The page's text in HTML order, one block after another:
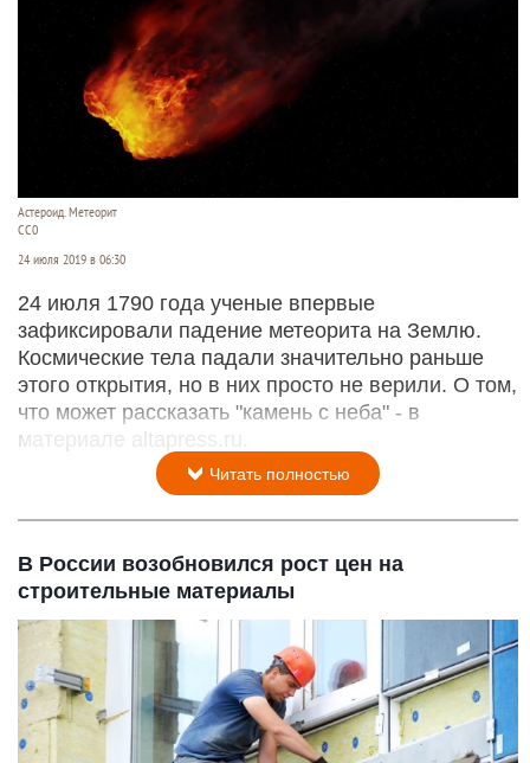
Астероид. Метеорит
СС0
24 июля 2019 в 06:30
24 июля 1790 года ученые впервые
зафиксировали падение метеорита на Землю.
Космические тела падали значительно раньше
этого открытия, но в них просто не верили. О том,
что может рассказать "камень с неба" - в
материале altapress.ru.
Читать полностью
В России возобновился рост цен на
строительные материалы